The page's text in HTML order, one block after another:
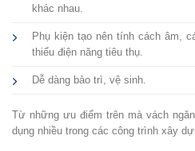
khác nhau.
Phụ kiện tạo nên tính cách âm,
thiểu điện năng tiêu thụ.
Dễ dàng bảo trì, vệ sinh.
Từ những ưu điểm trên mà vách
dụng nhiều trong các công trình xây